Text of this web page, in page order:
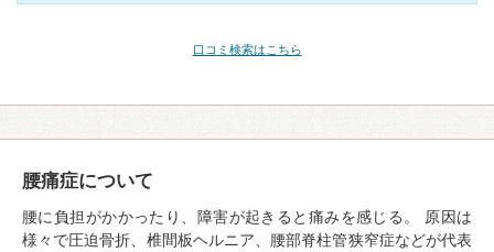
口コミ検索はこちら
腰痛症について
腰に負担がかかったり、障害が起きると痛みを感じる。 原因は
様々で圧迫骨折、椎間板ヘルニア、腰部脊柱管狭窄症などが代表